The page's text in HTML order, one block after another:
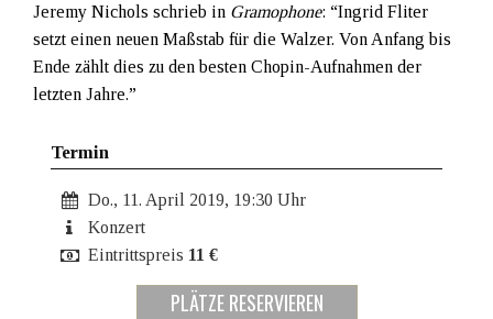
Jeremy Nichols schrieb in Gramophone: “Ingrid Fliter
setzt einen neuen Maßstab für die Walzer. Von Anfang bis
Ende zählt dies zu den besten Chopin-Aufnahmen der
letzten Jahre.”
Termin
Do., 11. April 2019, 19:30 Uhr
Konzert
Eintrittspreis 11 €
PLÄTZE RESERVIEREN